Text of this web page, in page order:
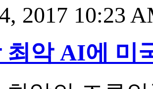
2017 10:23
최악 AI에 미